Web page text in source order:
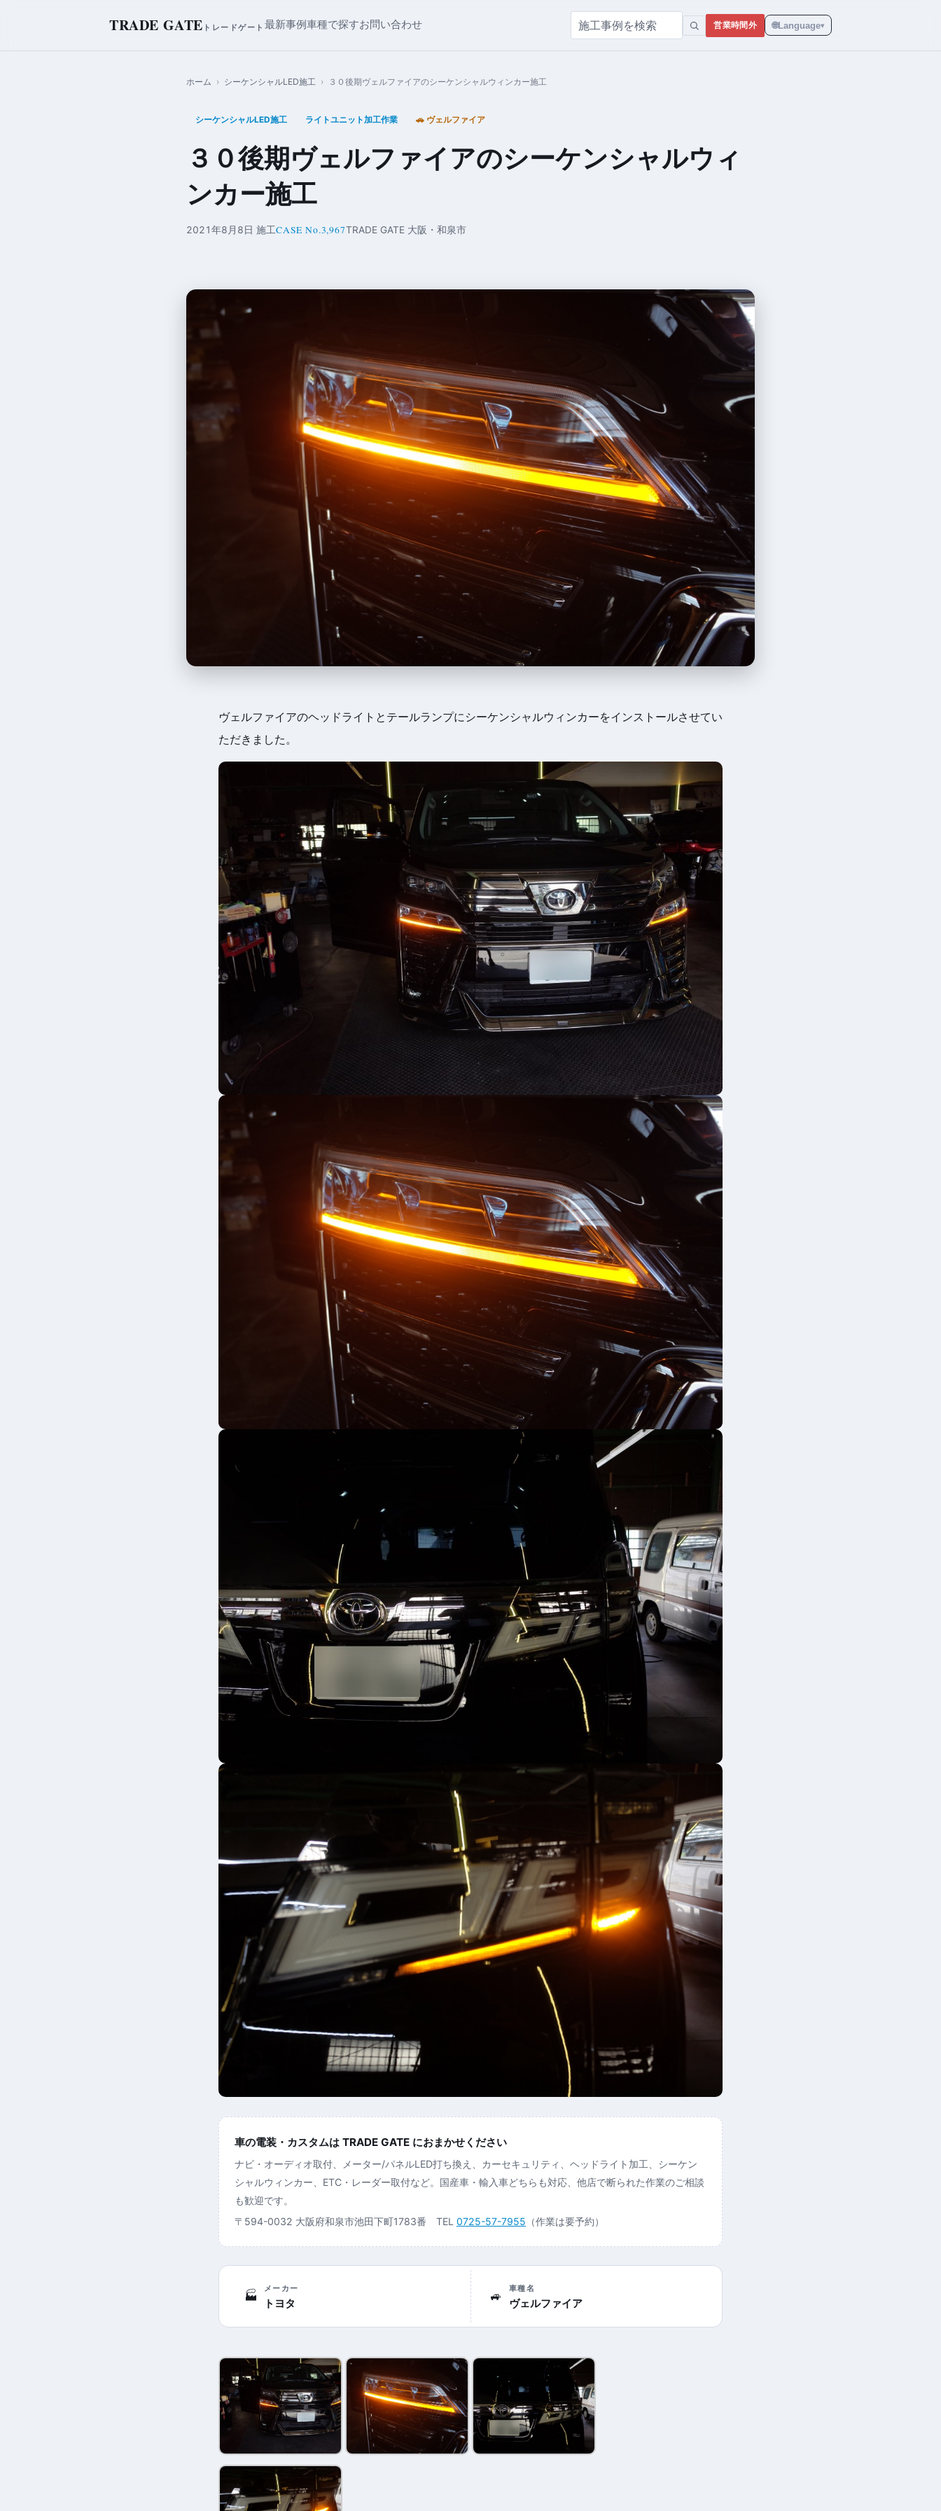
TRADE GATE トレードゲート 最新事例車種で探すお問い合わせ 営業時間外 🌐Language▾
ホーム › シーケンシャルLED施工 › ３０後期ヴェルファイアのシーケンシャルウィンカー施工
シーケンシャルLED施工 ライトユニット加工作業 🚗 ヴェルファイア
３０後期ヴェルファイアのシーケンシャルウィ
ンカー施工
2021年8月8日 施工CASE No.3,967TRADE GATE 大阪・和泉市
ヴェルファイアのヘッドライトとテールランプにシーケンシャルウィンカーをインストールさせてい
ただきました。
車の電装・カスタムは TRADE GATE におまかせください
ナビ・オーディオ取付、メーター/パネルLED打ち換え、カーセキュリティ、ヘッドライト加工、シーケン
シャルウィンカー、ETC・レーダー取付など。国産車・輸入車どちらも対応、他店で断られた作業のご相談
も歓迎です。
〒594-0032 大阪府和泉市池田下町1783番 TEL 0725-57-7955 （作業は要予約）
🏭
メーカー
トヨタ
🚙
車種名
ヴェルファイア